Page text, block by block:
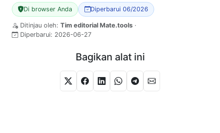
Di browser Anda Diperbarui 06/2026
Ditinjau oleh: Tim editorial Mate.tools ·
Diperbarui: 2026-06-27
Bagikan alat ini